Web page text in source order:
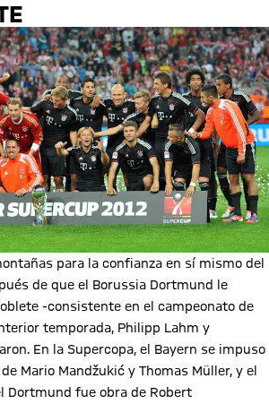
para la confianza en sí mismo del
de que el Borussia Dortmund le
-consistente en el campeonato de
temporada, Philipp Lahm y
En la Supercopa, el Bayern se impuso
Mario Mandžukić y Thomas Müller, y el
Dortmund fue obra de Robert